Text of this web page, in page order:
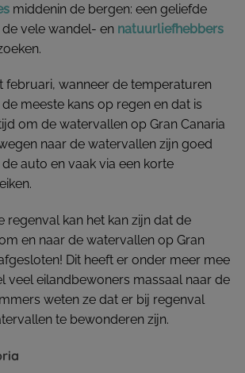
middenin de bergen: een geliefde
vele wandel- en natuurliefhebbers
februari, wanneer de temperaturen
meeste kans op regen en dat is
om de watervallen op Gran Canaria
naar de watervallen zijn goed
auto en vaak via een korte
regenval kan het kan zijn dat de
en naar de watervallen op Gran
Dit heeft er onder meer mee
veel eilandbewoners massaal naar de
weten ze dat er bij regenval
te bewonderen zijn.